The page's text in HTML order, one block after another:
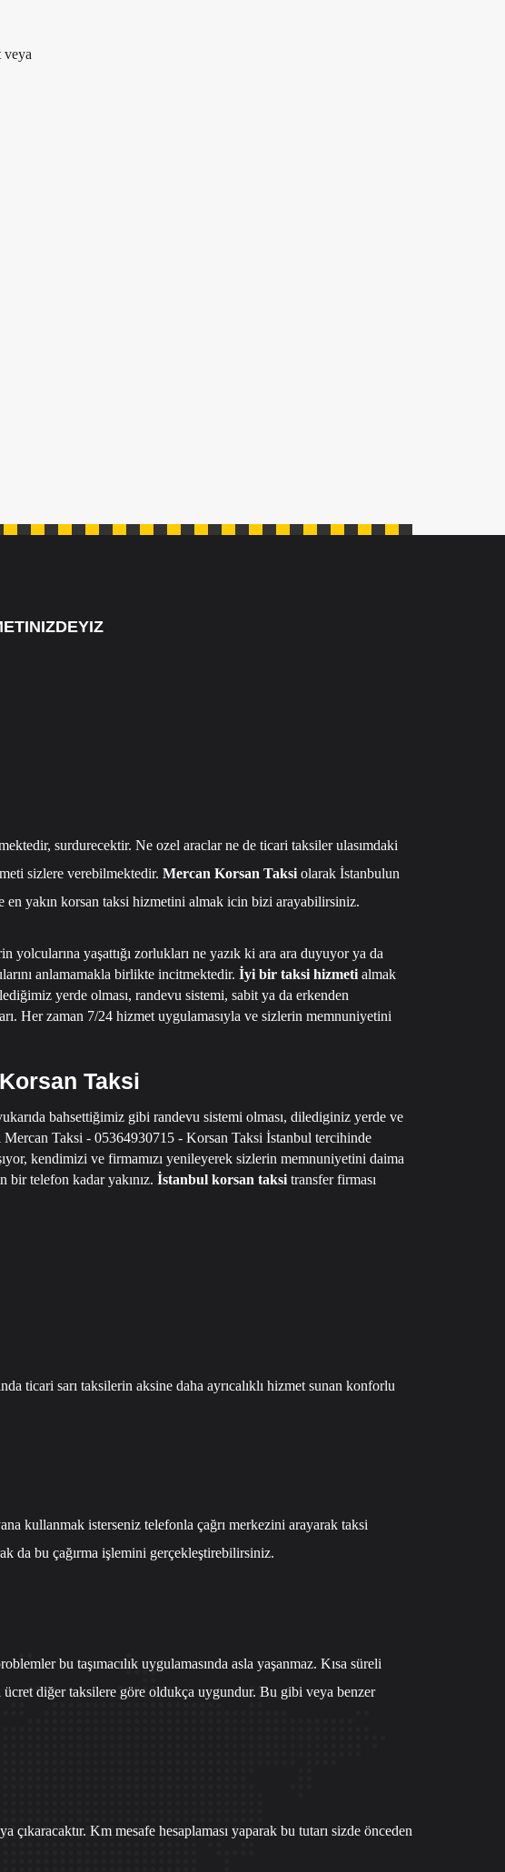
veya
surdurecektir. Ne ozel araclar ne de ticari taksiler ulasımdaki
sizlere verebilmektedir. Mercan Korsan Taksiolarak İstanbulun
en yakın korsan taksi hizmetini almak icin bizi arayabilirsiniz.
yaşattığı zorlukları ne yazık ki ara ara duyuyor ya da
anlamamakla birlikte incitmektedir. İyi bir taksi hizmetialmak
yerde olması, randevu sistemi, sabit ya da erkenden
Her zaman 7/24 hizmet uygulamasıyla ve sizlerin memnuniyetini
Taksi
bahsettiğimiz gibi randevu sistemi olması, dilediginiz yerde ve
Mercan Taksi - 05364930715 - Korsan Taksi İstanbul tercihinde
kendimizi ve firmamızı yenileyerek sizlerin memnuniyetini daima
bir telefon kadar yakınız. İstanbul korsan taksitransfer firması
ticari sarı taksilerin aksine daha ayrıcalıklı hizmet sunan konforlu
kullanmak isterseniz telefonla çağrı merkezini arayarak taksi
da bu çağırma işlemini gerçekleştirebilirsiniz.
bu taşımacılık uygulamasında asla yaşanmaz. Kısa süreli
diğer taksilere göre oldukça uygundur. Bu gibi veya benzer
Km mesafe hesaplaması yaparak bu tutarı sizde önceden